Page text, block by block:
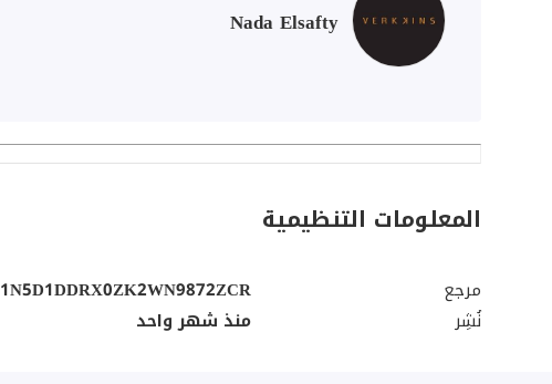
Nada Elsafty
المعلومات التنظيمية
مرجع
نُشِر
منذ شهر واحد